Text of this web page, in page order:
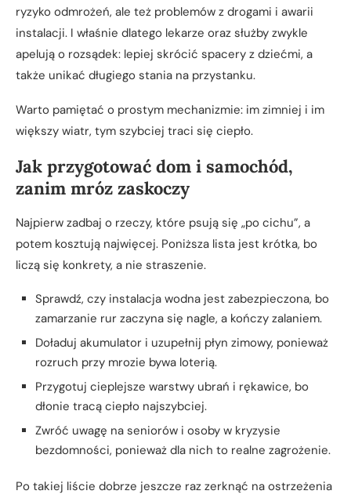
ryzyko odmrożeń, ale też problemów z drogami i awarii
instalacji. I właśnie dlatego lekarze oraz służby zwykle
apelują o rozsądek: lepiej skrócić spacery z dziećmi, a
także unikać długiego stania na przystanku.
Warto pamiętać o prostym mechanizmie: im zimniej i im
większy wiatr, tym szybciej traci się ciepło.
Jak przygotować dom i samochód,
zanim mróz zaskoczy
Najpierw zadbaj o rzeczy, które psują się „po cichu”, a
potem kosztują najwięcej. Poniższa lista jest krótka, bo
liczą się konkrety, a nie straszenie.
Sprawdź, czy instalacja wodna jest zabezpieczona, bo
zamarzanie rur zaczyna się nagle, a kończy zalaniem.
Doładuj akumulator i uzupełnij płyn zimowy, ponieważ
rozruch przy mrozie bywa loterią.
Przygotuj cieplejsze warstwy ubrań i rękawice, bo
dłonie tracą ciepło najszybciej.
Zwróć uwagę na seniorów i osoby w kryzysie
bezdomności, ponieważ dla nich to realne zagrożenie.
Po takiej liście dobrze jeszcze raz zerknąć na ostrzeżenia